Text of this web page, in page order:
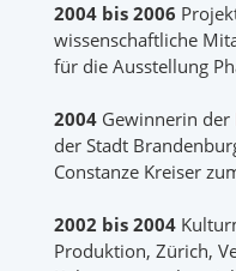
2004 bis 2006
wissenschaftliche
für die Ausstellung
2004 Gewinnerin der
der Stadt
Constanze Kreiser
2002 bis 2004
Produktion, Zürich,